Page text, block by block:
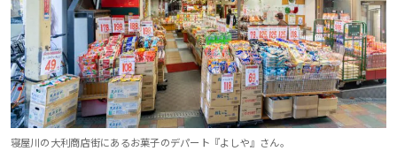
寝屋川の大利商店街にあるお菓子のデパート『よしや』さん。